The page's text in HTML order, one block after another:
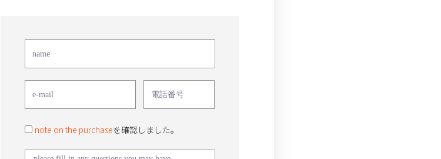
note on the purchaseを確認しました。